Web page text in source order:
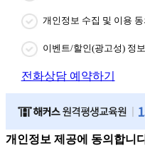
개인정보 수집 및 이용
이벤트/할인(광고성) 정
전화상담 예약하기
개인정보 제공에 동의합니